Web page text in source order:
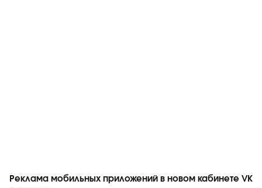
Реклама мобильных приложений в новом кабинете VK